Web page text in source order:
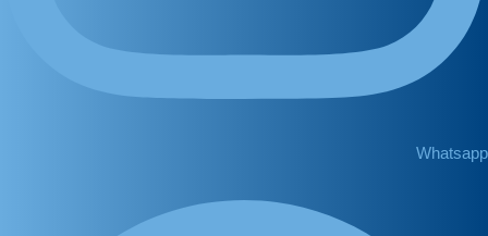
Whatsapp